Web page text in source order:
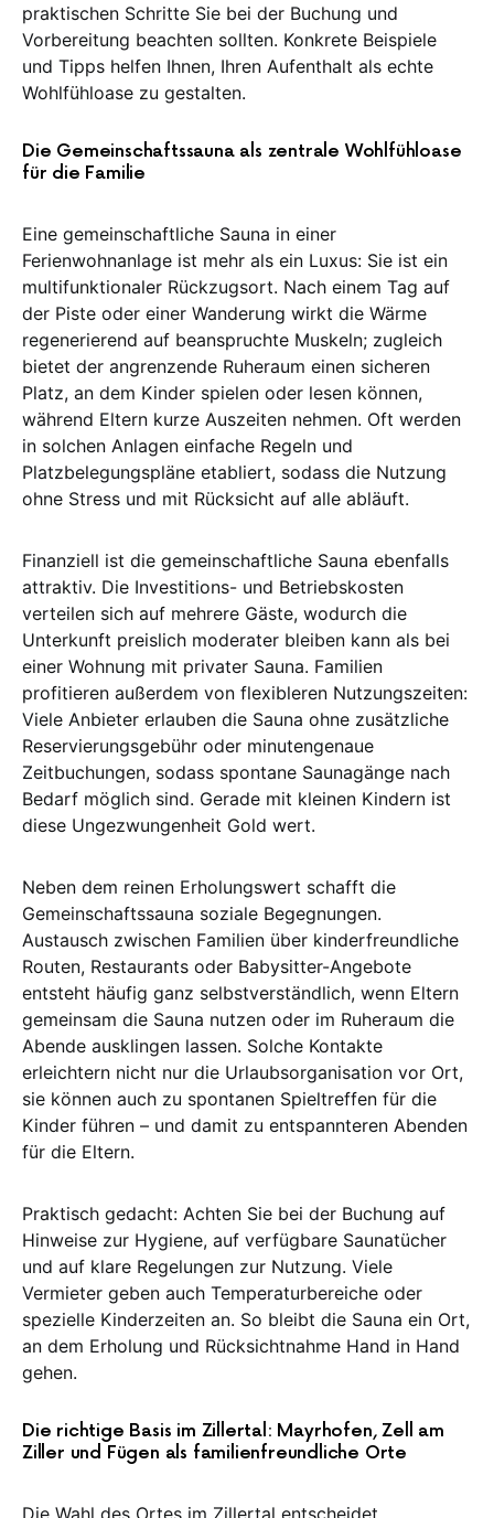
praktischen Schritte Sie bei der Buchung und
Vorbereitung beachten sollten. Konkrete Beispiele
und Tipps helfen Ihnen, Ihren Aufenthalt als echte
Wohlfühloase zu gestalten.
Die Gemeinschaftssauna als zentrale Wohlfühloase
für die Familie
Eine gemeinschaftliche Sauna in einer
Ferienwohnanlage ist mehr als ein Luxus: Sie ist ein
multifunktionaler Rückzugsort. Nach einem Tag auf
der Piste oder einer Wanderung wirkt die Wärme
regenerierend auf beanspruchte Muskeln; zugleich
bietet der angrenzende Ruheraum einen sicheren
Platz, an dem Kinder spielen oder lesen können,
während Eltern kurze Auszeiten nehmen. Oft werden
in solchen Anlagen einfache Regeln und
Platzbelegungspläne etabliert, sodass die Nutzung
ohne Stress und mit Rücksicht auf alle abläuft.
Finanziell ist die gemeinschaftliche Sauna ebenfalls
attraktiv. Die Investitions- und Betriebskosten
verteilen sich auf mehrere Gäste, wodurch die
Unterkunft preislich moderater bleiben kann als bei
einer Wohnung mit privater Sauna. Familien
profitieren außerdem von flexibleren Nutzungszeiten:
Viele Anbieter erlauben die Sauna ohne zusätzliche
Reservierungsgebühr oder minutengenaue
Zeitbuchungen, sodass spontane Saunagänge nach
Bedarf möglich sind. Gerade mit kleinen Kindern ist
diese Ungezwungenheit Gold wert.
Neben dem reinen Erholungswert schafft die
Gemeinschaftssauna soziale Begegnungen.
Austausch zwischen Familien über kinderfreundliche
Routen, Restaurants oder Babysitter-Angebote
entsteht häufig ganz selbstverständlich, wenn Eltern
gemeinsam die Sauna nutzen oder im Ruheraum die
Abende ausklingen lassen. Solche Kontakte
erleichtern nicht nur die Urlaubsorganisation vor Ort,
sie können auch zu spontanen Spieltreffen für die
Kinder führen – und damit zu entspannteren Abenden
für die Eltern.
Praktisch gedacht: Achten Sie bei der Buchung auf
Hinweise zur Hygiene, auf verfügbare Saunatücher
und auf klare Regelungen zur Nutzung. Viele
Vermieter geben auch Temperaturbereiche oder
spezielle Kinderzeiten an. So bleibt die Sauna ein Ort,
an dem Erholung und Rücksichtnahme Hand in Hand
gehen.
Die richtige Basis im Zillertal: Mayrhofen, Zell am
Ziller und Fügen als familienfreundliche Orte
Die Wahl des Ortes im Zillertal entscheidet